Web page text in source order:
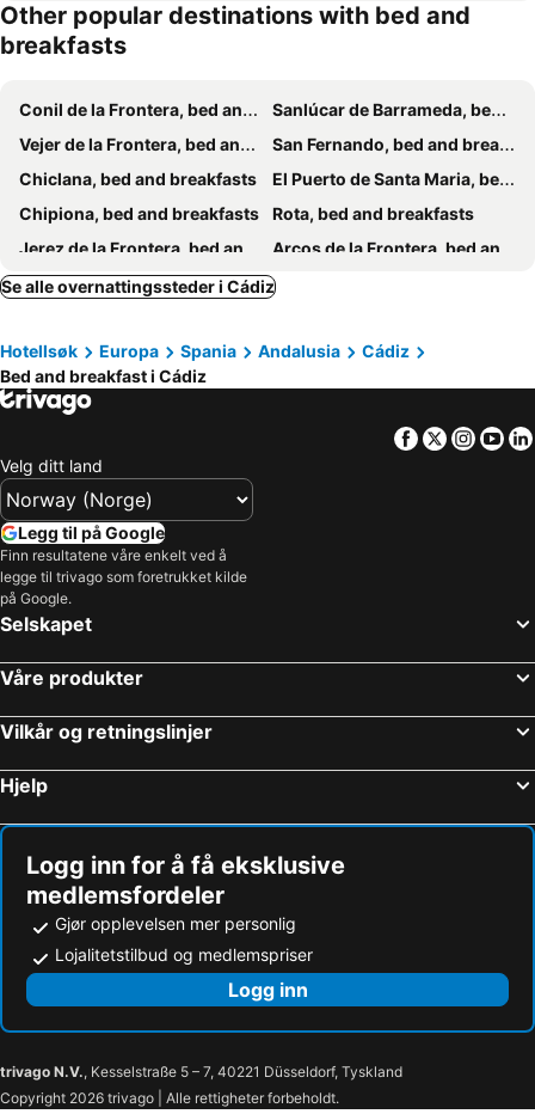
Other popular destinations with bed and
breakfasts
Conil de la Frontera, bed and breakfasts
Sanlúcar de Barrameda, bed and breakfasts
Vejer de la Frontera, bed and breakfasts
San Fernando, bed and breakfasts
Chiclana, bed and breakfasts
El Puerto de Santa Maria, bed and breakfasts
Chipiona, bed and breakfasts
Rota, bed and breakfasts
Jerez de la Frontera, bed and breakfasts
Arcos de la Frontera, bed and breakfasts
Puerto Real, bed and breakfasts
Medina-Sidonia, bed and breakfasts
Se alle overnattingssteder i Cádiz
Hotellsøk Europa Spania Andalusia
Cádiz
Bed and breakfast i Cádiz
Facebook
Twitter
Velg ditt land
Legg til på Google
Finn resultatene våre enkelt ved å
legge til trivago som foretrukket kilde
på Google.
Selskapet
Våre produkter
Vilkår og retningslinjer
Hjelp
Logg inn for å få eksklusive
medlemsfordeler
Gjør opplevelsen mer personlig
Lojalitetstilbud og medlemspriser
Logg inn
trivago N.V., Kesselstraße 5 – 7, 40221 Düsseldorf, Tyskland
Copyright 2026 trivago | Alle rettigheter forbeholdt.